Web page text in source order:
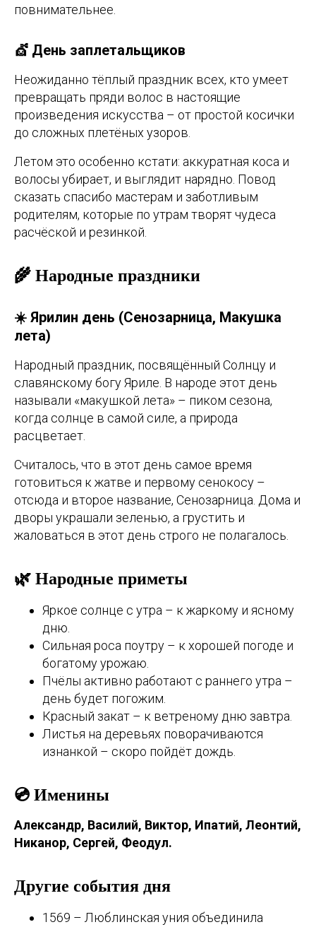
повнимательнее.
💇 День заплетальщиков
Неожиданно тёплый праздник всех, кто умеет
превращать пряди волос в настоящие
произведения искусства – от простой косички
до сложных плетёных узоров.
Летом это особенно кстати: аккуратная коса и
волосы убирает, и выглядит нарядно. Повод
сказать спасибо мастерам и заботливым
родителям, которые по утрам творят чудеса
расчёской и резинкой.
🌾 Народные праздники
☀️ Ярилин день (Сенозарница, Макушка
лета)
Народный праздник, посвящённый Солнцу и
славянскому богу Яриле. В народе этот день
называли «макушкой лета» – пиком сезона,
когда солнце в самой силе, а природа
расцветает.
Считалось, что в этот день самое время
готовиться к жатве и первому сенокосу –
отсюда и второе название, Сенозарница. Дома и
дворы украшали зеленью, а грустить и
жаловаться в этот день строго не полагалось.
🌿 Народные приметы
Яркое солнце с утра – к жаркому и ясному
дню.
Сильная роса поутру – к хорошей погоде и
богатому урожаю.
Пчёлы активно работают с раннего утра –
день будет погожим.
Красный закат – к ветреному дню завтра.
Листья на деревьях поворачиваются
изнанкой – скоро пойдёт дождь.
💿 Именины
Александр, Василий, Виктор, Ипатий, Леонтий,
Никанор, Сергей, Феодул.
Другие события дня
1569 – Люблинская уния объединила